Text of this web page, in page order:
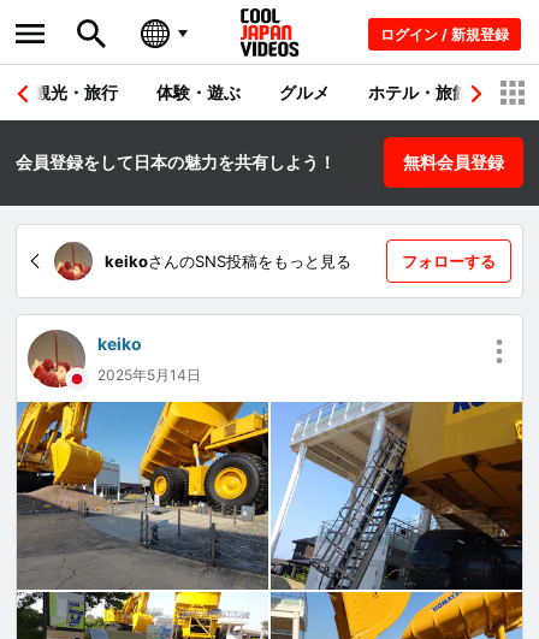
ログイン / 新規登録
観光・旅行 体験・遊ぶ グルメ ホテル・旅館 シ
会員登録をして日本の魅力を共有しよう！ 無料会員登録
keikoさんのSNS投稿をもっと見る フォローする
keiko
2025年5月14日